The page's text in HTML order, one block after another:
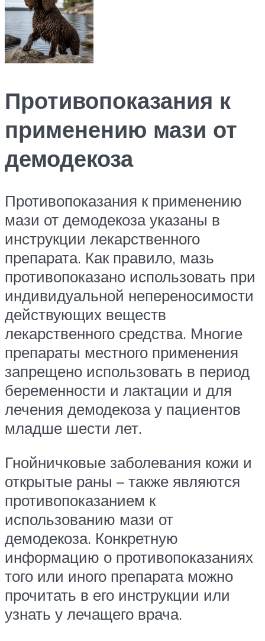
Противопоказания к
применению мази от
демодекоза
Противопоказания к применению
мази от демодекоза указаны в
инструкции лекарственного
препарата. Как правило, мазь
противопоказано использовать при
индивидуальной непереносимости
действующих веществ
лекарственного средства. Многие
препараты местного применения
запрещено использовать в период
беременности и лактации и для
лечения демодекоза у пациентов
младше шести лет.
Гнойничковые заболевания кожи и
открытые раны – также являются
противопоказанием к
использованию мази от
демодекоза. Конкретную
информацию о противопоказаниях
того или иного препарата можно
прочитать в его инструкции или
узнать у лечащего врача.